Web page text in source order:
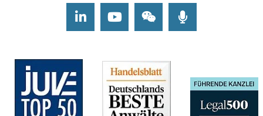
LinkedInYoutubeWechat